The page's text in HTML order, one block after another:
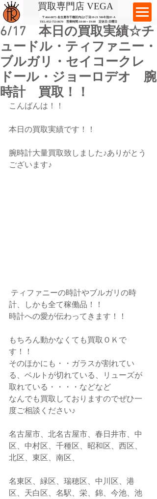
​買取専門店 VEGA
〒464-0075 名古屋市千種区内山3丁目10-21 ​ NR今池2F-A​
TEL:052-753-8670 営業時間:10:00～19:00​ 定休日:日曜日
6/17 本日の買取実績☆チ
ュードル・ティファニー・
ブルガリ・セイコークレ
ドール・ジョーロデオ 腕
時計 買取！！
こんばんは！！
本日の買取実績です！！
腕時計大量買取致しました♪ありがとう
ございます♪
計、しかも全て稼働品！！
時計への愛が伝わってきます！！
もちろん動かなくても買取ＯＫで
す！！
そのほかにも・・ガラスが割れてい
る、ベルトが切れている、リューズが
取れている・・・・などなど
なんでも買取しておりますのでぜひ一
度ご相談ください♪
名古屋市、北名古屋市、春日井市、中
区、中村区、千種区、昭和区、西区、
北区、東区、南区、
名東区、緑区、瑞穂区、中川区、港
区、天白区、名駅、栄、錦、今池、池